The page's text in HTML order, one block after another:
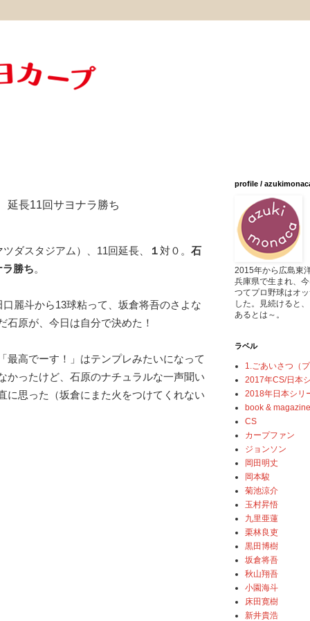
延長11回サヨナラ勝ち
ダスタジアム）、11回延長、 １対０。 石
勝ち。
麗斗から13球粘って、坂倉将吾のさよな
石原が、今日は自分で決めた！
最高でーす！」はテンプレみたいになって
かったけど、石原のナチュラルな一声聞い
に思った（坂倉にまた火をつけてくれない
profile /
2015年から広島東
兵庫県で生まれ、
つてプロ野球はオ
した。見続けると
あるとは～。
ラベル
1.ごあいさつ（
2017年CS/日本
2018年日本シリ
book & magazine
CS
カープファン
ジョンソン
岡田明丈
岡本駿
菊池涼介
玉村昇悟
九里亜蓮
栗林良吏
黒田博樹
坂倉将吾
秋山翔吾
小園海斗
床田寛樹
新井貴浩